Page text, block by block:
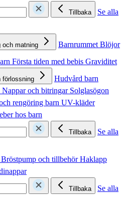
Tillbaka
Se alla
och matning BarnrummetBlöjor
Första tiden med bebis Graviditet
förlossning
Hudvård barn
Nappar och bitringar Solglasögon
rengöring barn UV-kläder
hos barn
Tillbaka
Se alla
Bröstpump och tillbehörHaklapp
Tillbaka
Se alla